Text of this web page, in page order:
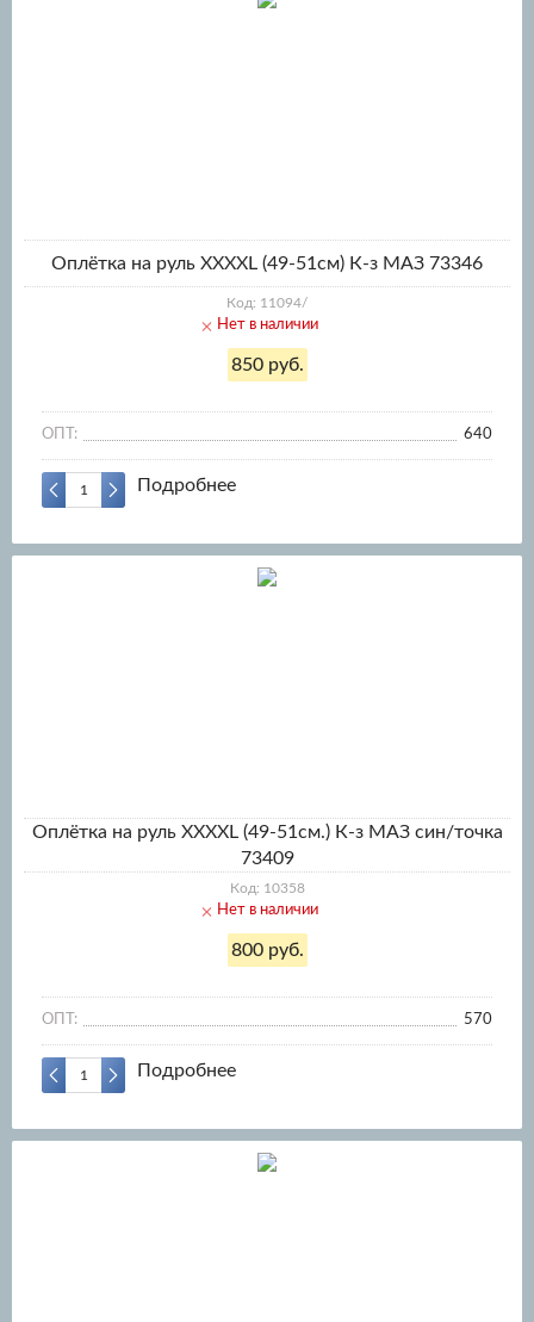
Оплётка на руль XXXХL (49-51см) К-з МАЗ 73346
Код: 11094/
Нет в наличии
850 руб.
ОПТ: 640
Подробнее
Оплётка на руль XXXХL (49-51см.) К-з МАЗ син/точка
73409
Код: 10358
Нет в наличии
800 руб.
ОПТ: 570
Подробнее